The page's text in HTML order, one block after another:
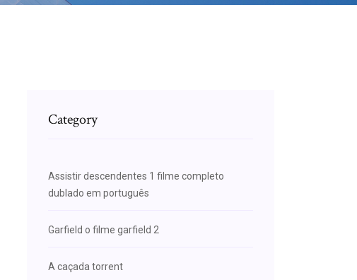
Category
Assistir descendentes 1 filme completo
dublado em português
Garfield o filme garfield 2
A caçada torrent